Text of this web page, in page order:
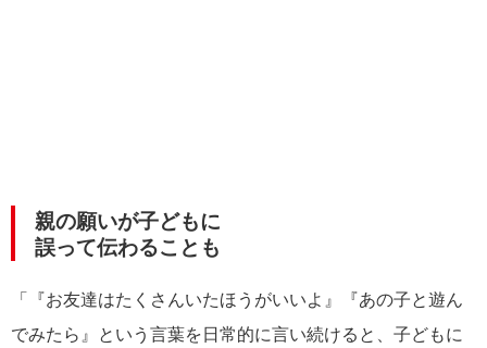
親の願いが子どもに
誤って伝わることも
「『お友達はたくさんいたほうがいいよ』『あの子と遊ん
でみたら』という言葉を日常的に言い続けると、子どもに